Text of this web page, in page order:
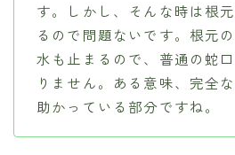
す。しかし、そんな時は根
るので問題ないです。根元
水も止まるので、普通の蛇
りません。ある意味、完全
助かっている部分ですね。